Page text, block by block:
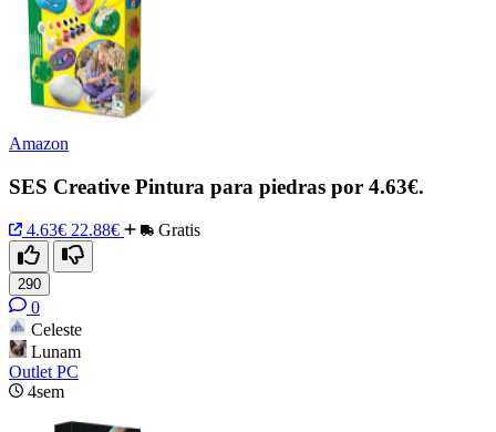
Amazon
SES Creative Pintura para piedras por 4.63€.
4.63€ 22.88€ Gratis
290
0
Celeste
Lunam
Outlet PC
4sem